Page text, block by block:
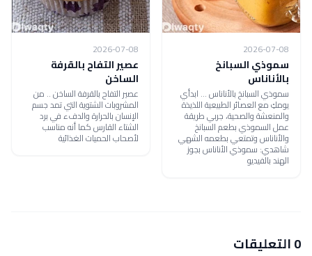
2026-07-08
سموذي السبانخ
بالأناناس
سموذي السبانخ بالأناناس ... ابدأي
يومكِ مع العصائر الطبيعية اللذيذة
والمنعشة والصحية، جربي طريقة
عمل السموذي بطعم السبانخ
والأناناس وتمتعي بطعمه الشهي
شاهدي: سموذي الأناناس بجوز
الهند بالفيديو
2026-07-08
عصير التفاح بالقرفة
الساخن
عصير التفاح بالقرفة الساخن .. من
المشروبات الشتوية التي تمد جسم
الإنسان بالحرارة والدفء في برد
الشتاء القارس كما أنه مناسب
لأصحاب الحميات الغذائية
0 التعليقات